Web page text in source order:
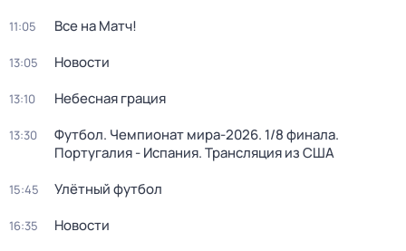
11:05 Все на Матч!
13:05 Новости
13:10 Небесная грация
13:30
Футбол. Чемпионат мира-2026. 1/8 финала.
Португалия - Испания. Трансляция из США
15:45 Улётный футбол
16:35 Новости